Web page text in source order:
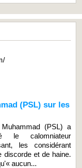
(PSL) sur les
(PSL) a
le calomniateur
les considérant
et de haine.
aucun...